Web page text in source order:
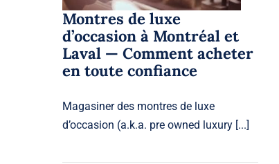
Montres de luxe
d’occasion à Montréal et
Laval — Comment acheter
en toute confiance
Magasiner des montres de luxe
d’occasion (a.k.a. pre owned luxury [...]